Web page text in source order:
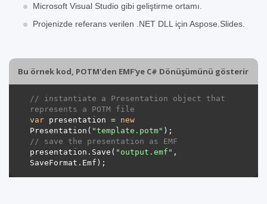
Microsoft Visual Studio gibi geliştirme ortamı.
Projenizde referans verilen .NET DLL için Aspose.Slides.
Bu örnek kod, POTM'den EMF'ye C# Dönüşümünü gösterir
// instantiate a Presentation object that
represents a POTM file
var presentation = new
Presentation( "template.potm"
// save the presentation as EMF
presentation.Save( "output.emf" ,